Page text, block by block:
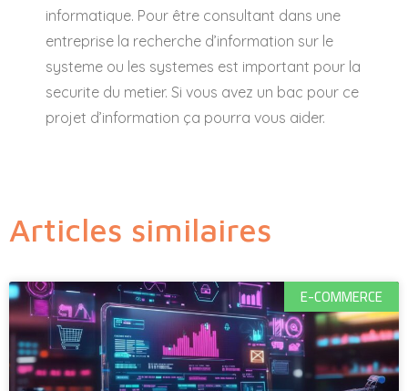
informatique. Pour être consultant dans une
entreprise la recherche d’information sur le
systeme ou les systemes est important pour la
securite du metier. Si vous avez un bac pour ce
projet d’information ça pourra vous aider.
Articles similaires
E-COMMERCE